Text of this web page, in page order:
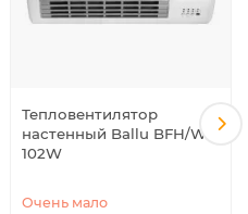
Тепловентилятор
настенный Ballu BFH/W-
102W
Очень мало